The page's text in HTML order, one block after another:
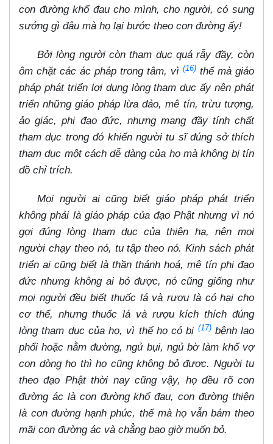
con đường khổ đau cho mình, cho người, có sung
sướng gì đâu mà họ lại bước theo con đường ấy!
Bởi lòng người còn tham dục quá rẫy đầy, còn
ôm chặt các ác pháp trong tâm, vì (16) thế mà giáo
pháp phát triển lợi dụng lòng tham dục ấy nên phát
triển những giáo pháp lừa đảo, mê tín, trừu tượng,
ảo giác, phi đạo đức, nhưng mang đầy tính chất
tham dục trong đó khiến người tu sĩ đúng sở thích
tham dục một cách dễ dàng của họ mà không bị tín
đồ chỉ trích.
Mọi người ai cũng biết giáo pháp phát triển
không phải là giáo pháp của đạo Phật nhưng vì nó
gợi đúng lòng tham dục của thiên hạ, nên mọi
người chạy theo nó, tu tập theo nó. Kinh sách phát
triển ai cũng biết là thần thánh hoá, mê tín phi đạo
đức nhưng không ai bỏ được, nó cũng giống như
mọi người đều biết thuốc lá và rượu là có hại cho
cơ thể, nhưng thuốc lá và rượu kích thích đúng
lòng tham dục của họ, vì thế họ có bị (17)bệnh lao
phổi hoặc nằm đường, ngủ bụi, ngủ bờ làm khổ vợ
con dòng họ thì họ cũng không bỏ được. Người tu
theo đạo Phật thời nay cũng vậy, họ đều rõ con
đường ác là con đường khổ đau, con đường thiện
là con đường hạnh phúc, thế mà họ vẫn bám theo
mãi con đường ác và chẳng bao giờ muốn bỏ.